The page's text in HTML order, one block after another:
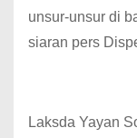
unsur-unsur di
siaran pers
Laksda Yayan